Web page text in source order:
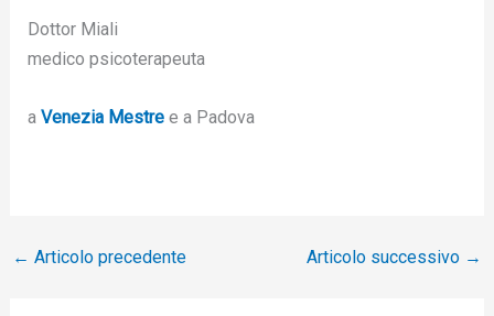
Dottor Miali
medico psicoterapeuta
a Venezia Mestree a Padova
← Articolo precedente Articolo successivo →